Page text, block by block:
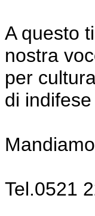
A questo
nostra
per
di
Tel.0521